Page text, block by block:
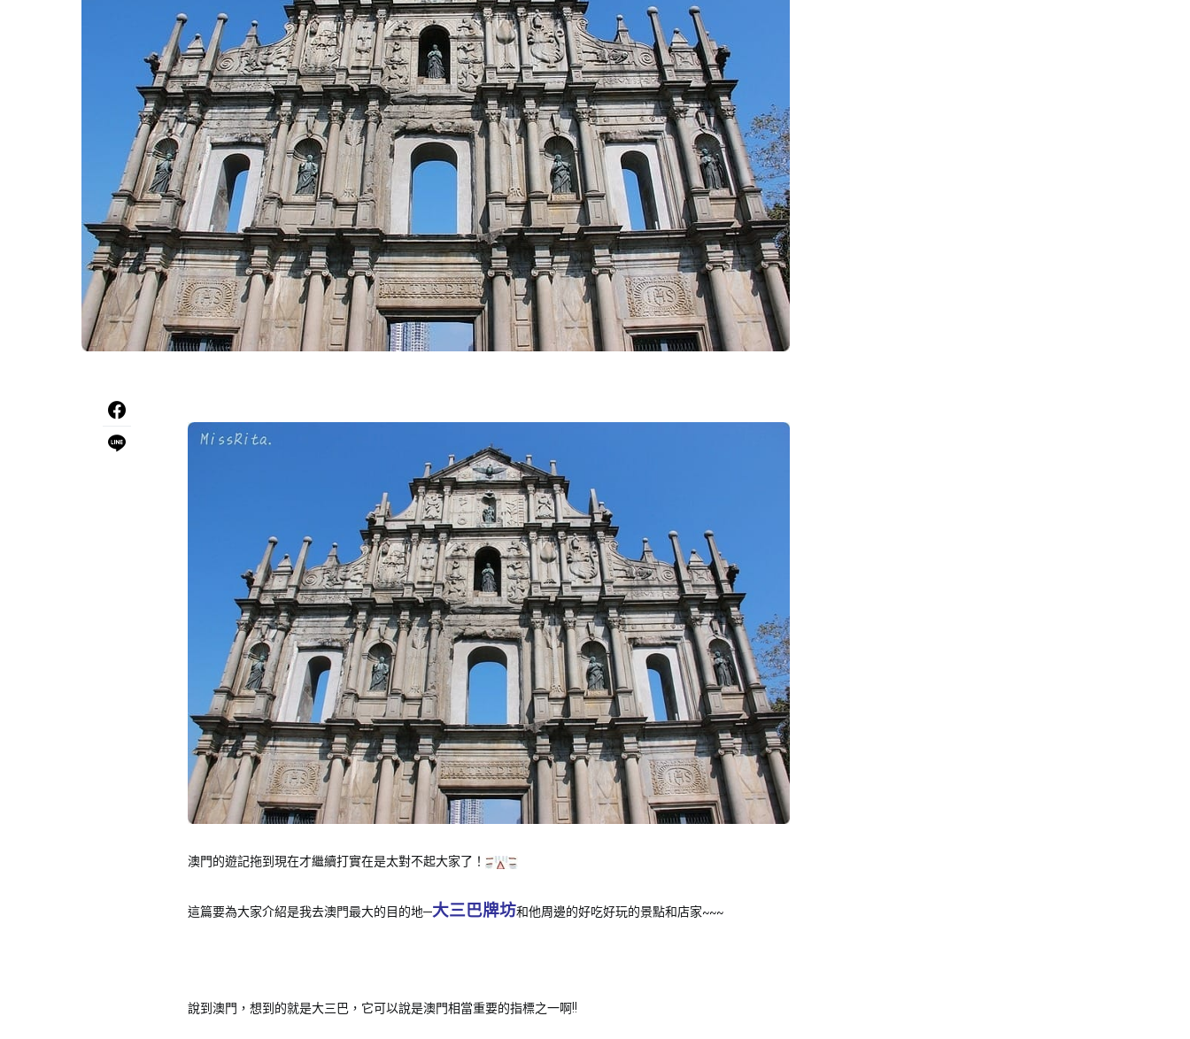
澳門的遊記拖到現在才繼續打實在是太對不起大家了！
這篇要為大家介紹是我去澳門最大的目的地─大三巴牌坊和他周邊的好吃好玩的景點和店家~~~
說到澳門，想到的就是大三巴，它可以說是澳門相當重要的指標之一啊!!